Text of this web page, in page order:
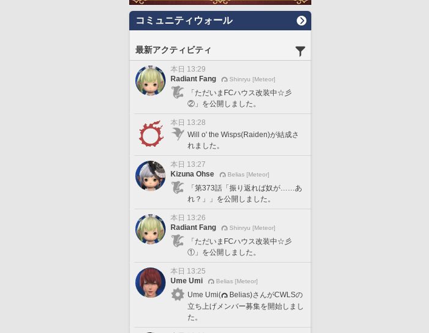
コミュニティウォール
最新アクティビティ
本日 13:29
Radiant Fang
Shinryu [Meteor]
「ただいまFCハウス改装中☆彡
②」を公開しました。
本日 13:28
Will o' the Wisps(Raiden)が結成さ
れました。
本日 13:27
Kizuna Ohse
Belias [Meteor]
「第373話「振り返れば奴が……あ
れ？」」を公開しました。
本日 13:26
Radiant Fang
Shinryu [Meteor]
「ただいまFCハウス改装中☆彡
①」を公開しました。
本日 13:25
Ume Umi
Belias [Meteor]
Ume Umi(
Belias)さんがCWLSの
立ち上げメンバー募集を開始しまし
た。